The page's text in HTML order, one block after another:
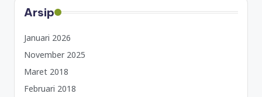
Arsip
Januari 2026
November 2025
Maret 2018
Februari 2018